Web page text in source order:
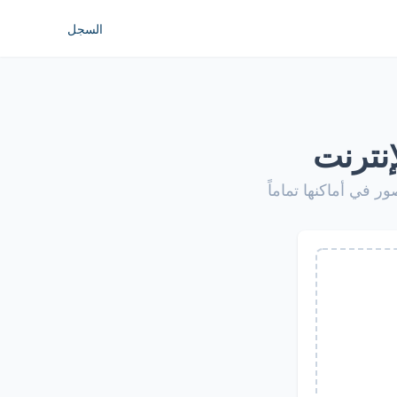
السجل
في أماكنها تماماً